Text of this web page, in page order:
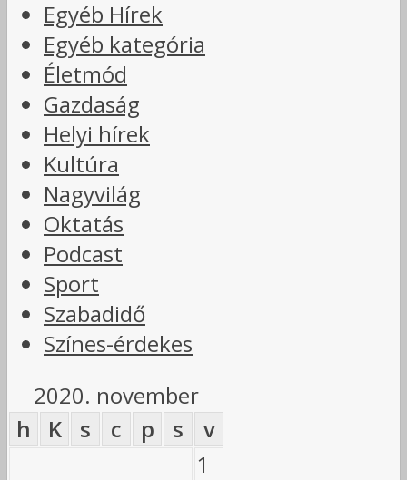
Egyéb Hírek
Egyéb kategória
Életmód
Gazdaság
Helyi hírek
Kultúra
Nagyvilág
Oktatás
Podcast
Sport
Szabadidő
Színes-érdekes
2020. november
h
K s c p s
v
1